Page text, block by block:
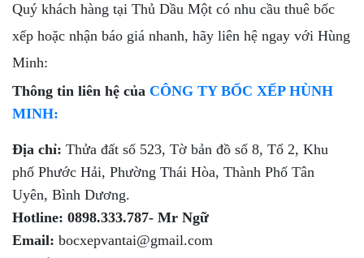
Quý khách hàng tại Thủ Dầu Một có nhu cầu thuê bốc
xếp hoặc nhận báo giá nhanh, hãy liên hệ ngay với Hùng
Minh:
Thông tin liên hệ của CÔNG TY BỐC XẾP HÙNH
MINH:
Địa chỉ: Thửa đất số 523, Tờ bản đồ số 8, Tổ 2, Khu
phố Phước Hải, Phường Thái Hòa, Thành Phố Tân
Uyên, Bình Dương.
Hotline: 0898.333.787- Mr Ngữ
Email: bocxepvantai@gmail.com